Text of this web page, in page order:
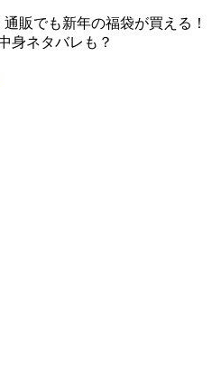
販でも新年の福袋が買える！
身ネタバレも？